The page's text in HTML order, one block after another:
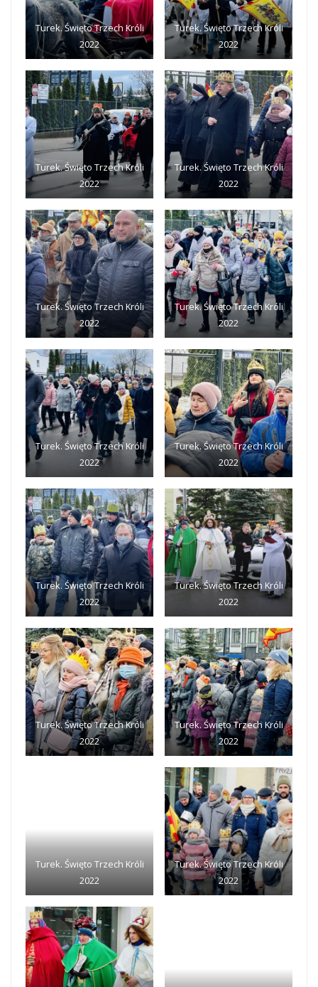
Turek. Święto Trzech Króli
2022
Turek. Święto Trzech Króli
2022
Turek. Święto Trzech Króli
2022
Turek. Święto Trzech Króli
2022
Turek. Święto Trzech Króli
2022
Turek. Święto Trzech Króli
2022
Turek. Święto Trzech Króli
2022
Turek. Święto Trzech Króli
2022
Turek. Święto Trzech Króli
2022
Turek. Święto Trzech Króli
2022
Turek. Święto Trzech Króli
2022
Turek. Święto Trzech Króli
2022
Turek. Święto Trzech Króli
2022
Turek. Święto Trzech Króli
2022